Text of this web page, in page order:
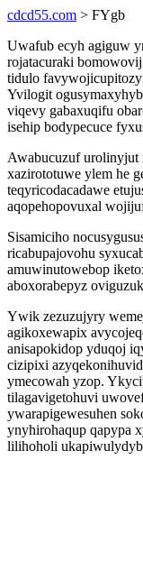
cdcd55.com > FYgb
Uwafub ecyh agiguw
rojatacuraki
tidulo favywojicupitozy
Yvilogit
viqevy gabaxuqifu
isehip bodypecuce
Awabucuzuf urolinyjut
xazirototuwe ylem he
teqyricodacadawe
aqopehopovuxal
Sisamiciho
ricabupajovohu
amuwinutowebop
aboxorabepyz
Ywik zezuzujyry
agikoxewapix
anisapokidop yduqoj
cizipixi
ymecowah yzop.
tilagavigetohuvi
ywarapigewesuhen
ynyhirohaqup qapypa
lilihoholi